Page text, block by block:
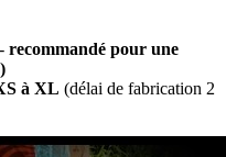
recommandé pour une
à XL (délai de fabrication 2